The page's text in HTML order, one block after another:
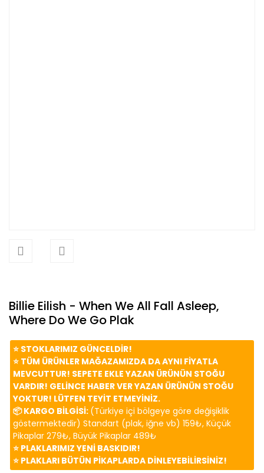
Billie Eilish - When We All Fall Asleep,
Where Do We Go Plak
⭐️ STOKLARIMIZ GÜNCELDİR!
⭐️ TÜM ÜRÜNLER MAĞAZAMIZDA DA AYNI FİYATLA
MEVCUTTUR! SEPETE EKLE YAZAN ÜRÜNÜN STOĞU
VARDIR! GELİNCE HABER VER YAZAN ÜRÜNÜN STOĞU
YOKTUR! LÜTFEN TEYİT ETMEYİNİZ.
📦 KARGO BİLGİSİ: (Türkiye içi bölgeye göre değişiklik
göstermektedir) Standart (plak, iğne vb) 159₺, Küçük
Pikaplar 279₺, Büyük Pikaplar 489₺
⭐️ PLAKLARIMIZ YENİ BASKIDIR!
⭐️ PLAKLARI BÜTÜN PİKAPLARDA DİNLEYEBİLİRSİNİZ!